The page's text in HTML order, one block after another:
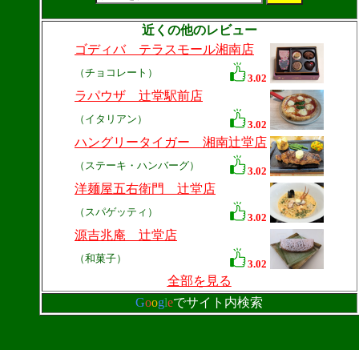
近くの他のレビュー
ゴディバ テラスモール湘南店
（チョコレート） 3.02
ラパウザ 辻堂駅前店
（イタリアン） 3.02
ハングリータイガー 湘南辻堂店
（ステーキ・ハンバーグ） 3.02
洋麺屋五右衛門 辻堂店
（スパゲッティ） 3.02
源吉兆庵 辻堂店
（和菓子） 3.02
全部を見る
Googleでサイト内検索